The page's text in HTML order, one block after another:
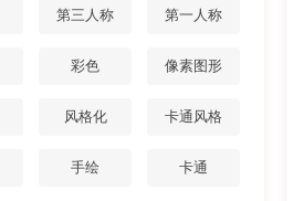
第三人称 第一人称
彩色 像素图形
风格化 卡通风格
手绘 卡通